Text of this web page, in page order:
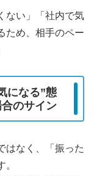
ない」「社内で気
ため、相手のペー
になる”態
のサイン
はなく、「振った